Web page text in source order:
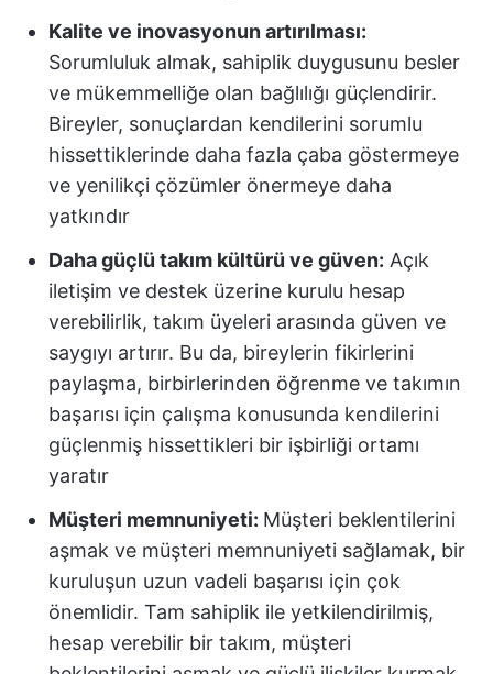
Kalite ve inovasyonun artırılması:
Sorumluluk almak, sahiplik duygusunu besler
ve mükemmelliğe olan bağlılığı güçlendirir.
Bireyler, sonuçlardan kendilerini sorumlu
hissettiklerinde daha fazla çaba göstermeye
ve yenilikçi çözümler önermeye daha
yatkındır
Daha güçlü takım kültürü ve güven: Açık
iletişim ve destek üzerine kurulu hesap
verebilirlik, takım üyeleri arasında güven ve
saygıyı artırır. Bu da, bireylerin fikirlerini
paylaşma, birbirlerinden öğrenme ve takımın
başarısı için çalışma konusunda kendilerini
güçlenmiş hissettikleri bir işbirliği ortamı
yaratır
Müşteri memnuniyeti: Müşteri beklentilerini
aşmak ve müşteri memnuniyeti sağlamak, bir
kuruluşun uzun vadeli başarısı için çok
önemlidir. Tam sahiplik ile yetkilendirilmiş,
hesap verebilir bir takım, müşteri